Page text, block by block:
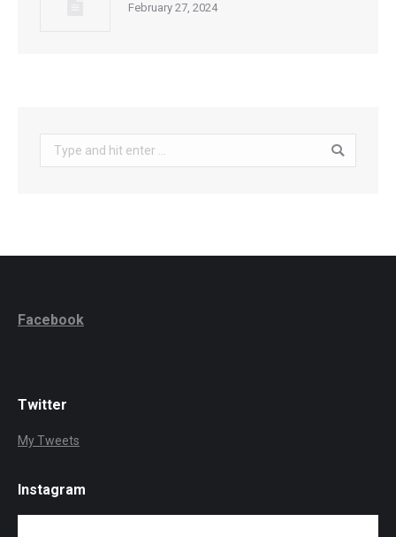
February 27, 2024
Search:
Facebook
Twitter
My Tweets
Instagram